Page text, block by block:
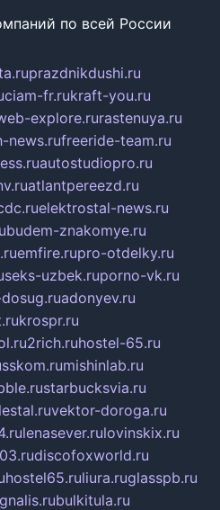
по всей России
prazdnikdushi.ru
ciam-fr.rukraft-you.ru
explore.rurastenuya.ru
news.rufreeride-team.ru
autostudiopro.ru
atlantpereezd.ru
elektrostal-news.ru
budem-znakomye.ru
emfire.rupro-otdelky.ru
seks-uzbek.ruporno-vk.ru
adonyev.ru
krospr.ru
2rich.ruhostel-65.ru
mishinlab.ru
starbucksvia.ru
vektor-doroga.ru
lenasever.rulovinskix.ru
discofoxworld.ru
hostel65.ruliura.ruglasspb.ru
gnalis.rubulkitula.ru